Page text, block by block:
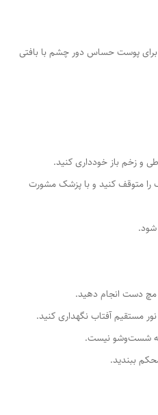
برای پوست حساس دور چشم با بافتی
زخم باز خودداری کنید.
متوقف کنید و با پزشک مشورت
دست انجام دهید.
شست‌وشو نیست.
ببندید.